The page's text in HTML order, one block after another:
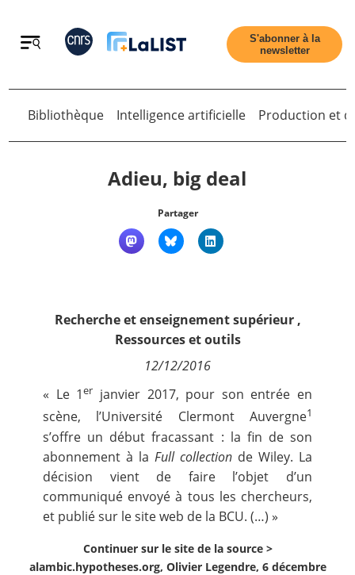
Retour
Qui sommes nous ?
Nous suivre
S'abonner à la
newsletter
Bibliothèque Intelligence artificielle Production et
Adieu, big deal
Partager
Recherche et enseignement supérieur,
Ressources et outils
12/12/2016
« Le 1er janvier 2017, pour son entrée en
scène, l’Université Clermont Auvergne1
s’offre un début fracassant : la fin de son
abonnement à laFull collectionde Wiley. La
décision vient de faire l’objet d’un
communiqué envoyé à tous les chercheurs,
et publiésur le site web de la BCU. (…) »
Continuer sur le site de la source >
alambic.hypotheses.org, Olivier Legendre, 6 décembre